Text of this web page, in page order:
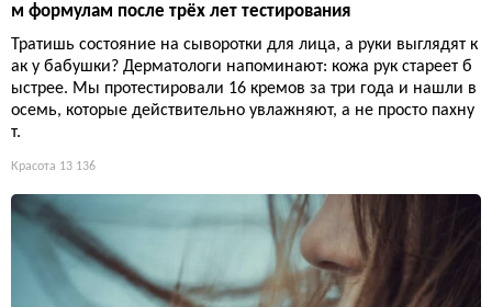
м формулам после трёх лет тестирования
Тратишь состояние на сыворотки для лица, а руки выглядят к
ак у бабушки? Дерматологи напоминают: кожа рук стареет б
ыстрее. Мы протестировали 16 кремов за три года и нашли в
осемь, которые действительно увлажняют, а не просто пахну
т.
Красота 13 136